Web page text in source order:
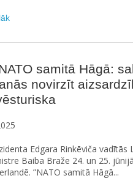
samitā Hāgā:
novirzīt
Edgara Rinkēviča
Baiba Braže 24. un 25.
”NATO samitā Hāgā...